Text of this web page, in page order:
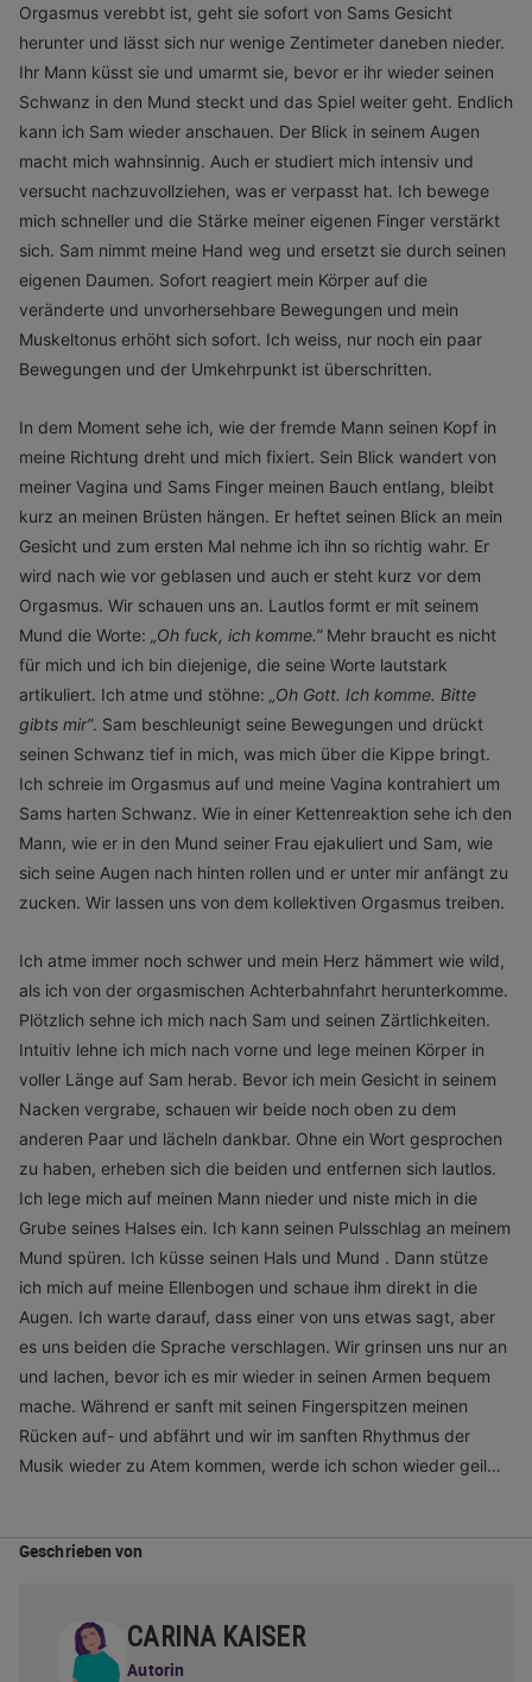
Orgasmus verebbt ist, geht sie sofort von Sams Gesicht
herunter und lässt sich nur wenige Zentimeter daneben nieder.
Ihr Mann küsst sie und umarmt sie, bevor er ihr wieder seinen
Schwanz in den Mund steckt und das Spiel weiter geht. Endlich
kann ich Sam wieder anschauen. Der Blick in seinem Augen
macht mich wahnsinnig. Auch er studiert mich intensiv und
versucht nachzuvollziehen, was er verpasst hat. Ich bewege
mich schneller und die Stärke meiner eigenen Finger verstärkt
sich. Sam nimmt meine Hand weg und ersetzt sie durch seinen
eigenen Daumen. Sofort reagiert mein Körper auf die
veränderte und unvorhersehbare Bewegungen und mein
Muskeltonus erhöht sich sofort. Ich weiss, nur noch ein paar
Bewegungen und der Umkehrpunkt ist überschritten.
In dem Moment sehe ich, wie der fremde Mann seinen Kopf in
meine Richtung dreht und mich fixiert. Sein Blick wandert von
meiner Vagina und Sams Finger meinen Bauch entlang, bleibt
kurz an meinen Brüsten hängen. Er heftet seinen Blick an mein
Gesicht und zum ersten Mal nehme ich ihn so richtig wahr. Er
wird nach wie vor geblasen und auch er steht kurz vor dem
Orgasmus. Wir schauen uns an. Lautlos formt er mit seinem
Mund die Worte: „Oh fuck, ich komme.”Mehr braucht es nicht
für mich und ich bin diejenige, die seine Worte lautstark
artikuliert. Ich atme und stöhne: „Oh Gott. Ich komme. Bitte
gibts mir”. Sam beschleunigt seine Bewegungen und drückt
seinen Schwanz tief in mich, was mich über die Kippe bringt.
Ich schreie im Orgasmus auf und meine Vagina kontrahiert um
Sams harten Schwanz. Wie in einer Kettenreaktion sehe ich den
Mann, wie er in den Mund seiner Frau ejakuliert und Sam, wie
sich seine Augen nach hinten rollen und er unter mir anfängt zu
zucken. Wir lassen uns von dem kollektiven Orgasmus treiben.
Ich atme immer noch schwer und mein Herz hämmert wie wild,
als ich von der orgasmischen Achterbahnfahrt herunterkomme.
Plötzlich sehne ich mich nach Sam und seinen Zärtlichkeiten.
Intuitiv lehne ich mich nach vorne und lege meinen Körper in
voller Länge auf Sam herab. Bevor ich mein Gesicht in seinem
Nacken vergrabe, schauen wir beide noch oben zu dem
anderen Paar und lächeln dankbar. Ohne ein Wort gesprochen
zu haben, erheben sich die beiden und entfernen sich lautlos.
Ich lege mich auf meinen Mann nieder und niste mich in die
Grube seines Halses ein. Ich kann seinen Pulsschlag an meinem
Mund spüren. Ich küsse seinen Hals und Mund . Dann stütze
ich mich auf meine Ellenbogen und schaue ihm direkt in die
Augen. Ich warte darauf, dass einer von uns etwas sagt, aber
es uns beiden die Sprache verschlagen. Wir grinsen uns nur an
und lachen, bevor ich es mir wieder in seinen Armen bequem
mache. Während er sanft mit seinen Fingerspitzen meinen
Rücken auf- und abfährt und wir im sanften Rhythmus der
Musik wieder zu Atem kommen, werde ich schon wieder geil…
Geschrieben von
CARINA KAISER
Autorin